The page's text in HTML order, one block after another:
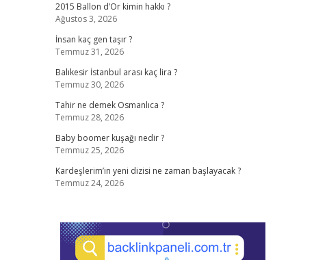
2015 Ballon d’Or kimin hakkı ?
Ağustos 3, 2026
İnsan kaç gen taşır ?
Temmuz 31, 2026
Balıkesir İstanbul arası kaç lira ?
Temmuz 30, 2026
Tahir ne demek Osmanlıca ?
Temmuz 28, 2026
Baby boomer kuşağı nedir ?
Temmuz 25, 2026
Kardeşlerim’in yeni dizisi ne zaman başlayacak ?
Temmuz 24, 2026